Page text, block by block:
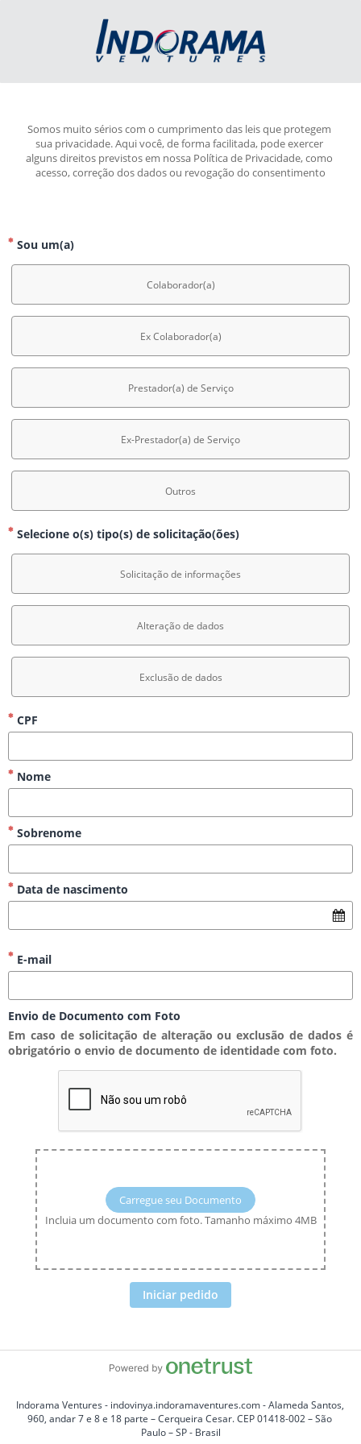
Somos muito sérios com o cumprimento das leis que protegem
sua privacidade. Aqui você, de forma facilitada, pode exercer
alguns direitos previstos em nossa Política de Privacidade, como
acesso, correção dos dados ou revogação do consentimento
Sou um(a)
Colaborador(a)
Ex Colaborador(a)
Prestador(a) de Serviço
Ex-Prestador(a) de Serviço
Outros
Selecione o(s) tipo(s) de solicitação(ões)
Solicitação de informações
Alteração de dados
Exclusão de dados
CPF
Nome
Sobrenome
Data de nascimento
E-mail
Envio de Documento com Foto
Em caso de solicitação de alteração ou exclusão de dados é
obrigatório o envio de documento de identidade com foto.
Carregue seu Documento
Incluia um documento com foto. Tamanho máximo 4MB
Iniciar pedido
Indorama Ventures - indovinya.indoramaventures.com - Alameda Santos,
960, andar 7 e 8 e 18 parte – Cerqueira Cesar. CEP 01418-002 – São
Paulo – SP - Brasil